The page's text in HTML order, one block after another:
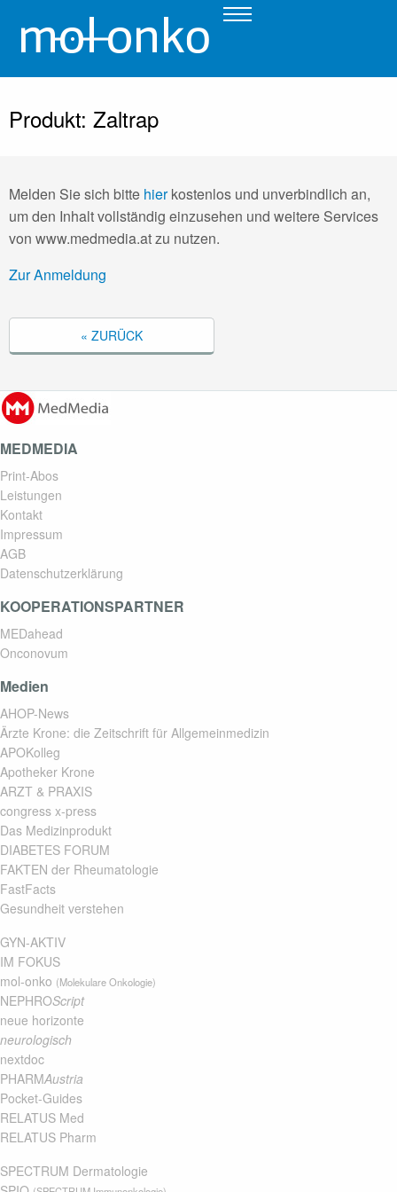
Produkt: Zaltrap
Melden Sie sich bitte hierkostenlos und unverbindlich an,
um den Inhalt vollständig einzusehen und weitere Services
von www.medmedia.at zu nutzen.
Zur Anmeldung
« ZURÜCK
MEDMEDIA
Print-Abos
Leistungen
Kontakt
Impressum
AGB
Datenschutzerklärung
KOOPERATIONSPARTNER
MEDahead
Onconovum
Medien
AHOP-News
Ärzte Krone: die Zeitschrift für Allgemeinmedizin
APOKolleg
Apotheker Krone
ARZT & PRAXIS
congress x-press
Das Medizinprodukt
DIABETES FORUM
FAKTEN der Rheumatologie
FastFacts
Gesundheit verstehen
GYN-AKTIV
IM FOKUS
mol-onko (Molekulare Onkologie)
NEPHROScript
neue horizonte
neurologisch
nextdoc
PHARMAustria
Pocket-Guides
RELATUS Med
RELATUS Pharm
SPECTRUM Dermatologie